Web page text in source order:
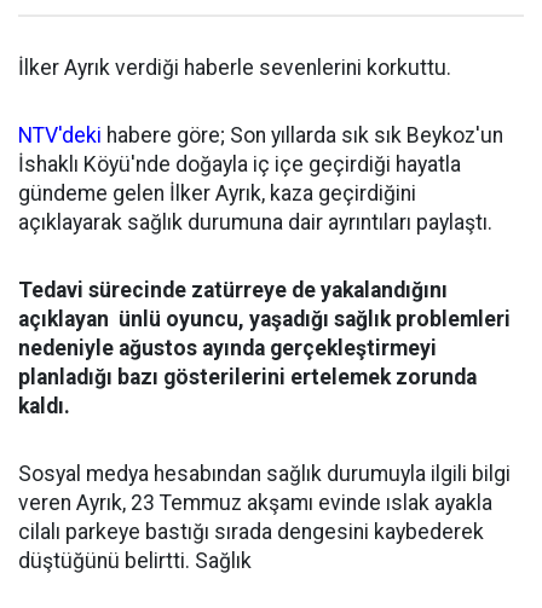
İlker Ayrık verdiği haberle sevenlerini korkuttu.
NTV'deki habere göre; Son yıllarda sık sık Beykoz'un
İshaklı Köyü'nde doğayla iç içe geçirdiği hayatla
gündeme gelen İlker Ayrık, kaza geçirdiğini
açıklayarak sağlık durumuna dair ayrıntıları paylaştı.
Tedavi sürecinde zatürreye de yakalandığını
açıklayan ünlü oyuncu, yaşadığı sağlık problemleri
nedeniyle ağustos ayında gerçekleştirmeyi
planladığı bazı gösterilerini ertelemek zorunda
kaldı.
Sosyal medya hesabından sağlık durumuyla ilgili bilgi
veren Ayrık, 23 Temmuz akşamı evinde ıslak ayakla
cilalı parkeye bastığı sırada dengesini kaybederek
düştüğünü belirtti. Sağlık